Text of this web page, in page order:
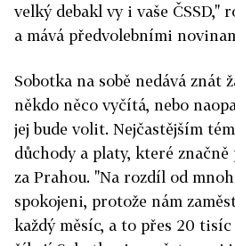
velký debakl vy i vaše ČSSD,"
a mává předvolebními
Sobotka na sobě nedává znát
někdo něco vyčítá, nebo
jej bude volit. Nejčastějším
důchody a platy, které značně
za Prahou. "Na rozdíl od
spokojeni, protože nám
každý měsíc, a to přes 20